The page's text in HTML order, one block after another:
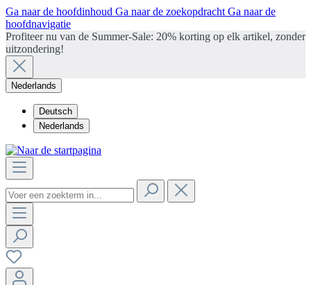
Ga naar de hoofdinhoud Ga naar de zoekopdracht Ga naar de
hoofdnavigatie
Profiteer nu van de Summer-Sale: 20% korting op elk artikel, zonder
uitzondering!
Nederlands
Deutsch
Nederlands